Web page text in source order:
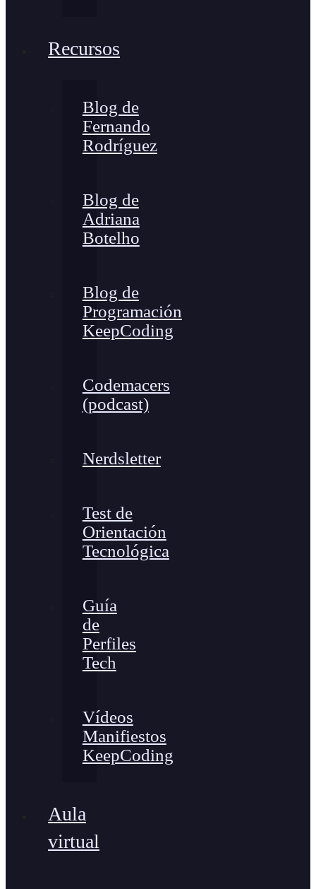
Recursos
Blog de
Fernando
Rodríguez
Blog de
Adriana
Botelho
Blog de
Programación
KeepCoding
Codemacers
(podcast)
Nerdsletter
Test de
Orientación
Tecnológica
Guía
de
Perfiles
Tech
Vídeos
Manifiestos
KeepCoding
Aula
virtual